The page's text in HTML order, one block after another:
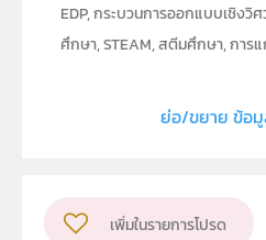
EDP, กระบวนการออกแบบเชิงวิศ
ศึกษา, STEAM, สตีมศึกษา, การ
การศึกษาเชิงนวัตกรรม, การพัฒน
สถาบันส่งเสริมการสอนวิทยาศา
ย่อ/ขยาย ข้อ
เพิ่มในรายการโปรด